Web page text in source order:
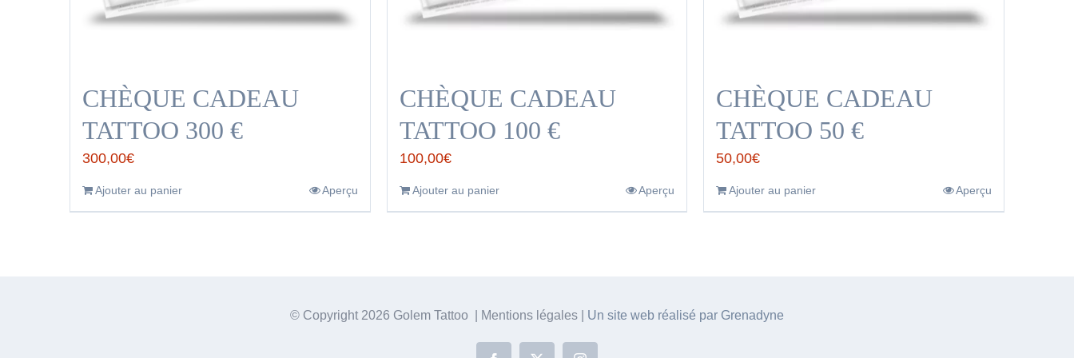
CHÈQUE CADEAU
TATTOO 300 €
300,00€
Ajouter au panier Aperçu
CHÈQUE CADEAU
TATTOO 100 €
100,00€
Ajouter au panier Aperçu
CHÈQUE CADEAU
TATTOO 50 €
50,00€
Ajouter au panier Aperçu
© Copyright 2026 Golem Tattoo | Mentions légales | Un site web réalisé par Grenadyne